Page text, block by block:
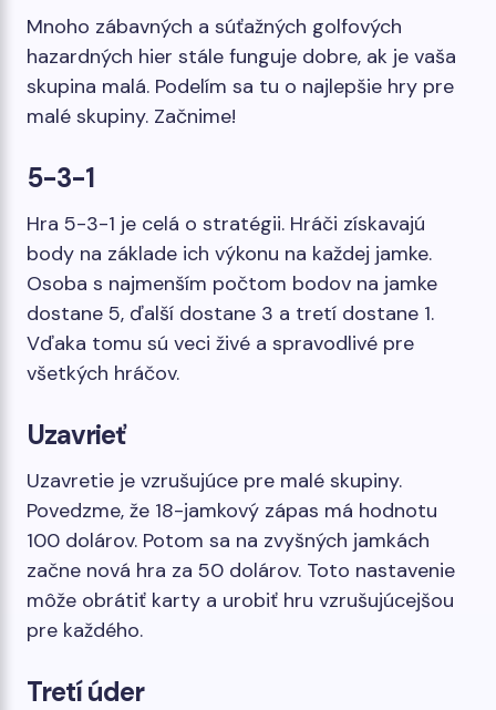
Mnoho zábavných a súťažných golfových
hazardných hier stále funguje dobre, ak je vaša
skupina malá. Podelím sa tu o najlepšie hry pre
malé skupiny. Začnime!
5-3-1
Hra 5-3-1 je celá o stratégii. Hráči získavajú
body na základe ich výkonu na každej jamke.
Osoba s najmenším počtom bodov na jamke
dostane 5, ďalší dostane 3 a tretí dostane 1.
Vďaka tomu sú veci živé a spravodlivé pre
všetkých hráčov.
Uzavrieť
Uzavretie je vzrušujúce pre malé skupiny.
Povedzme, že 18-jamkový zápas má hodnotu
100 dolárov. Potom sa na zvyšných jamkách
začne nová hra za 50 dolárov. Toto nastavenie
môže obrátiť karty a urobiť hru vzrušujúcejšou
pre každého.
Tretí úder